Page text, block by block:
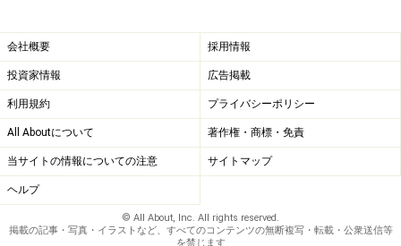
会社概要 採用情報
投資家情報 広告掲載
利用規約 プライバシーポリシー
All Aboutについて 著作権・商標・免責
当サイトの情報についての注意 サイトマップ
ヘルプ
© All About, Inc. All rights reserved.
掲載の記事・写真・イラストなど、すべてのコンテンツの無断複写・転載・公衆送信等
を禁じます